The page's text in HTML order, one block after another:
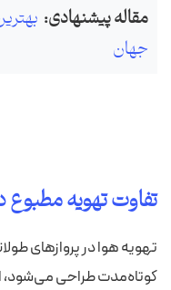
مقاله پیشنهادی:
جهان
تفاوت تهویه مطبوع
تهویه هوا در پروازهای
کوتاه‌مدت طراحی می‌شود،